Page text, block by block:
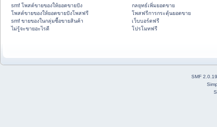
smf โพสต์ขายของให้ยอดขายปัง
โพสต์ขายของให้ยอดขายปังโพสฟรี
smf ขายของในกลุ่มซื้อขายสินค้า
ไม่รู้จะขายอะไรดี
กลยุทธ์เพิ่มยอดขาย
โพสฟรีการกระตุ้นยอดขาย
เว็บบอร์ดฟรี
โปรโมทฟรี
SMF 2.0.19